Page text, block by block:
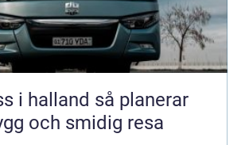
så planerar
och smidig resa